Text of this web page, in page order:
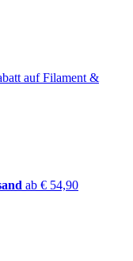
auf Filament &
ab € 54,90